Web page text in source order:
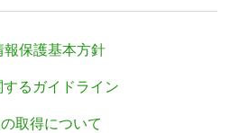
報保護基本方針
るガイドライン
取得について